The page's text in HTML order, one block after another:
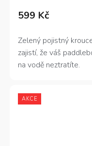
599 Kč
Zelený pojistný
zajistí, že váš
na vodě neztratíte.
AKCE